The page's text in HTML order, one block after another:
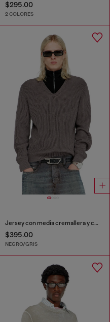
$295.00
2 COLORES
Jersey con media cremallera y cuello superpuesto
$395.00
NEGRO/GRIS